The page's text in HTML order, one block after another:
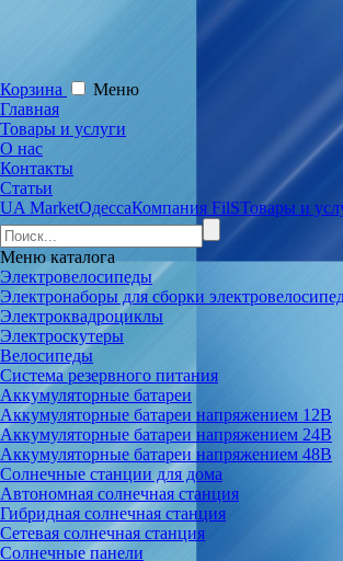
Корзина
Меню
Главная
Товары и услуги
О нас
Контакты
Статьи
UA MarketОдессаКомпания FilSТовары и
Меню каталога
Электровелосипеды
Электронаборы для сборки
Электроквадроциклы
Электроскутеры
Велосипеды
Система резервного питания
Аккумуляторные батареи
Аккумуляторные батареи напряжением 12В
Аккумуляторные батареи напряжением 24В
Аккумуляторные батареи напряжением 48В
Солнечные станции для дома
Автономная солнечная станция
Гибридная солнечная станция
Сетевая солнечная станция
Солнечные панели